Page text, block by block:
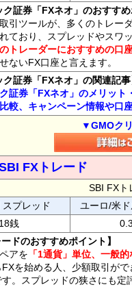
ク証券「FXネオ」のおすすめ
引ツールが、多くのトレー
ており、スプレッドやスワ
トレーダーにおすすめの口
ないFX口座と言えます。
ク証券「FXネオ」の関連記事
証券「FXネオ」のメリッ
較、キャンペーン情報や口
▼GMOク
FXトレード
SBI FXト
プレッド
ユーロ/米
銭
ドのおすすめポイント】
アを 「1通貨」単位、一般
を始める人、少額取引が
。スプレッドの狭さにも